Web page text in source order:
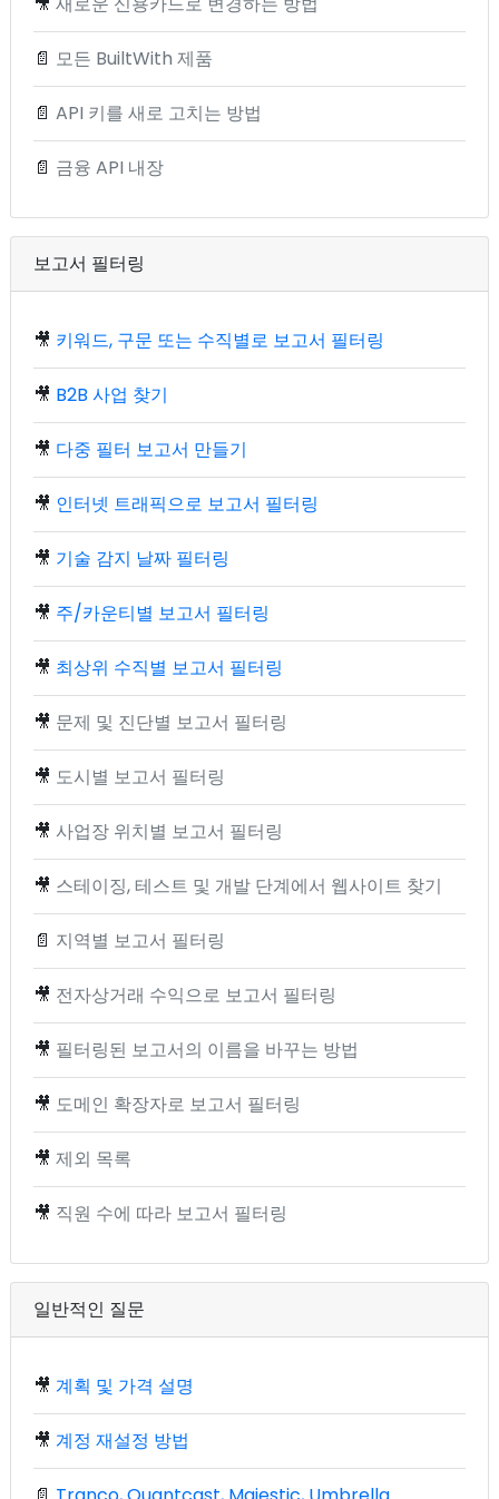
📄 모든 BuiltWith 제품
📄 API 키를 새로 고치는 방법
📄 금융 API 내장
보고서 필터링
🎥 키워드, 구문 또는 수직별로 보고서 필터링
🎥 B2B 사업 찾기
🎥 다중 필터 보고서 만들기
🎥 인터넷 트래픽으로 보고서 필터링
🎥 기술 감지 날짜 필터링
🎥 주/카운티별 보고서 필터링
🎥 최상위 수직별 보고서 필터링
🎥 문제 및 진단별 보고서 필터링
🎥 도시별 보고서 필터링
🎥 사업장 위치별 보고서 필터링
🎥 스테이징, 테스트 및 개발 단계에서 웹사이트 찾기
📄 지역별 보고서 필터링
🎥 전자상거래 수익으로 보고서 필터링
🎥 필터링된 보고서의 이름을 바꾸는 방법
🎥 도메인 확장자로 보고서 필터링
🎥 제외 목록
🎥 직원 수에 따라 보고서 필터링
일반적인 질문
🎥 계획 및 가격 설명
🎥 계정 재설정 방법